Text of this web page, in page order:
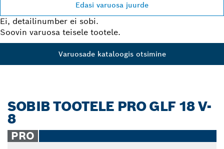
Edasi varuosa juurde
Ei, detailinumber ei sobi.
Soovin varuosa teisele tootele.
Varuosade kataloogis otsimine
SOBIB TOOTELE PRO GLF 18 V-
8
PRO